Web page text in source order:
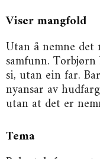
Viser mangfold
Utan å nemne det
samfunn.
si, utan ein far.
nyansar av
utan at det er
Tema